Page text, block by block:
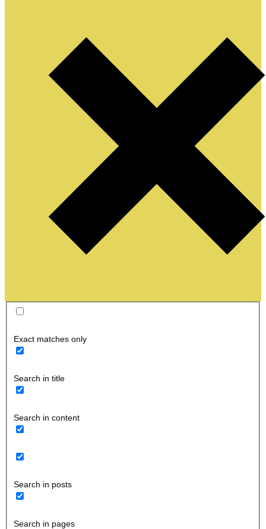
Exact matches only
Search in title
Search in content
Search in posts
Search in pages